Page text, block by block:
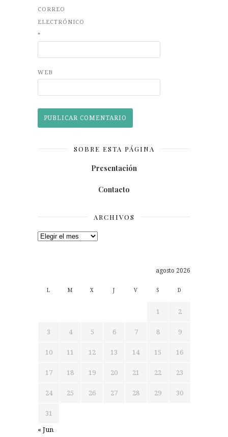
CORREO
ELECTRÓNICO
*
WEB
SOBRE ESTA PÁGINA
Presentación
Contacto
ARCHIVOS
Archivos
agosto 2026
L M X J V S D
1 2
3 4 5 6 7 8 9
10 11 12 13 14 15 16
17 18 19 20 21 22 23
24 25 26 27 28 29 30
31
« Jun